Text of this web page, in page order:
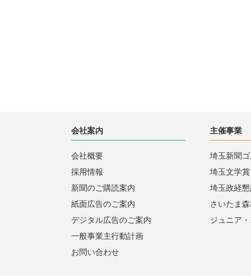
会社案内
会社概要
採用情報
新聞のご購読案内
紙面広告のご案内
デジタル広告のご案内
一般事業主行動計画
お問い合わせ
主催事業
埼玉新聞
埼玉文学賞
埼玉政経
さいたま
ジュニア